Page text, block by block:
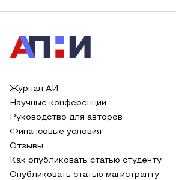
Журнал АИ
Научные конференции
Руководство для авторов
Финансовые условия
Отзывы
Как опубликовать статью студенту
Опубликовать статью магистранту